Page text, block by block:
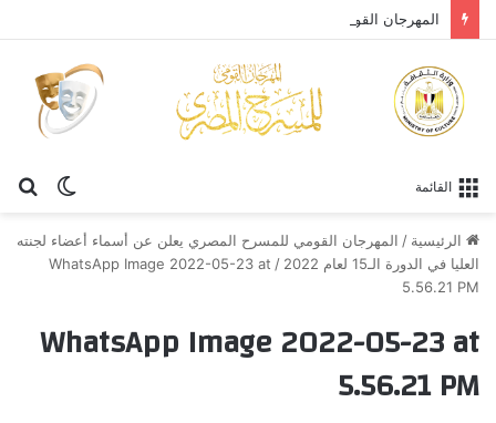
الوضع
القائمة
الرئيسية / المهرجان القومي للمسرح المصري يعلن عن أسماء أعضاء لجنته
العليا في الدورة الـ15 لعام 2022
/
WhatsApp Image 2022-05-23 at
5.56.21 PM
WhatsApp Image 2022-05-23 at
5.56.21 PM